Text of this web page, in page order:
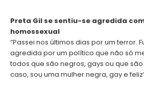
Preta Gil se sentiu-se agredida
homossexual
“Passei nos últimos dias por um terror.
agredida por um político que não só
todos que são negros, gays ou que são
caso, sou uma mulher negra, gay e